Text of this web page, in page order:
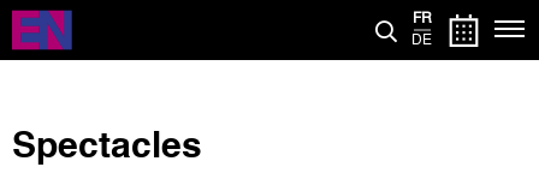
Aller
contenu
FR
DE
Spectacles